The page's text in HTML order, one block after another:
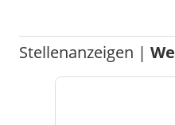
Stellenanzeigen |